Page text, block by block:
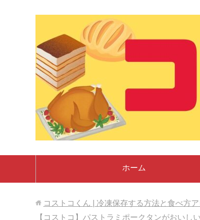
ホーム
コストコくん | 冷凍保存する方法と食べ方
【コストコ】パストラミポークタンがおいし